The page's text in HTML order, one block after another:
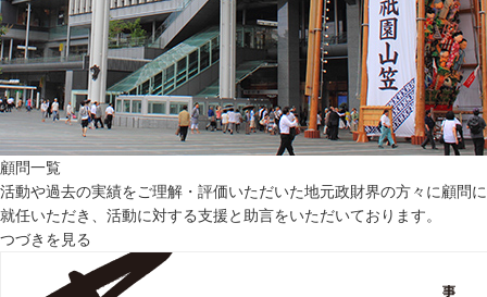
顧問一覧
活動や過去の実績をご理解・評価いただいた地元政財界の方々に顧問に
就任いただき、活動に対する支援と助言をいただいております。
つづきを見る